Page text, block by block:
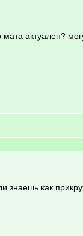
актуален?
знаешь как